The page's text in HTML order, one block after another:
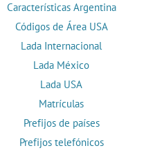
Características Argentina
Códigos de Área USA
Lada Internacional
Lada México
Lada USA
Matrículas
Prefijos de países
Prefijos telefónicos